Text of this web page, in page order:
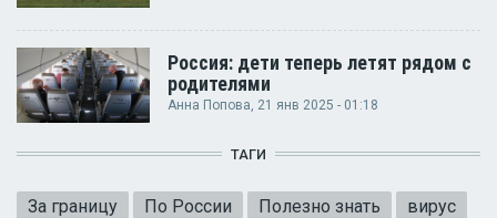
Россия: дети теперь летят рядом с
родителями
Анна Попова, 21 янв 2025 - 01:18
ТАГИ
За границу По России Полезно знать
вирус